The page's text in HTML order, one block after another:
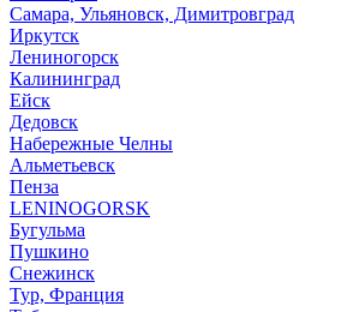
Самара, Ульяновск, Димитровград
Иркутск
Лениногорск
Калининград
Ейск
Дедовск
Набережные Челны
Альметьевск
Пенза
LENINOGORSK
Бугульма
Пушкино
Снежинск
Тур, Франция